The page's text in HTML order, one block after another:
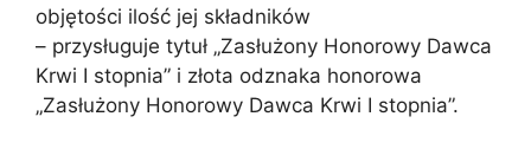
objętości ilość jej składników
– przysługuje tytuł „Zasłużony Honorowy Dawca
Krwi I stopnia” i złota odznaka honorowa
„Zasłużony Honorowy Dawca Krwi I stopnia”.